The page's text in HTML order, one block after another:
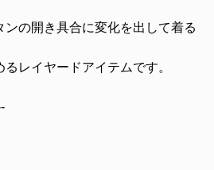
の開き具合に変化を出して着る
レイヤードアイテムです。